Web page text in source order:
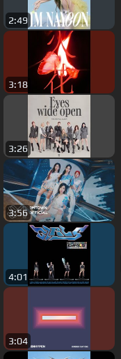
2:49
3:18
3:26
3:56
4:01
3:04